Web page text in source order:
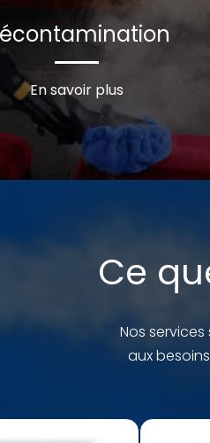
En savoir plus
Ce
Nos
aux besoins